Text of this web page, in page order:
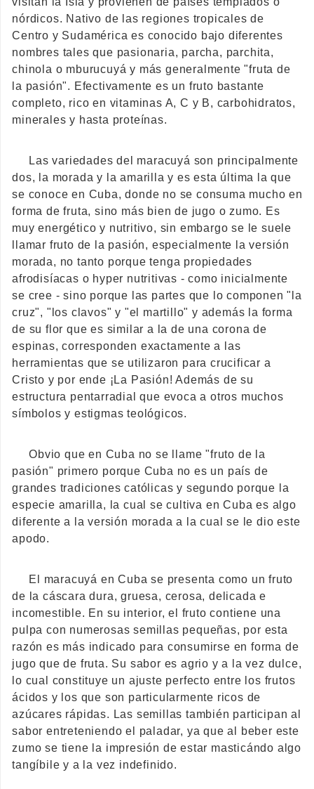
nórdicos. Nativo de las regiones tropicales de
Centro y Sudamérica es conocido bajo diferentes
nombres tales que pasionaria, parcha, parchita,
chinola o mburucuyá y más generalmente "fruta de
la pasión". Efectivamente es un fruto bastante
completo, rico en vitaminas A, C y B, carbohidratos,
minerales y hasta proteínas.
Las variedades del maracuyá son principalmente
dos, la morada y la amarilla y es esta última la que
se conoce en Cuba, donde no se consuma mucho en
forma de fruta, sino más bien de jugo o zumo. Es
muy energético y nutritivo, sin embargo se le suele
llamar fruto de la pasión, especialmente la versión
morada, no tanto porque tenga propiedades
afrodisíacas o hyper nutritivas - como inicialmente
se cree - sino porque las partes que lo componen "la
cruz", "los clavos" y "el martillo" y además la forma
de su flor que es similar a la de una corona de
espinas, corresponden exactamente a las
herramientas que se utilizaron para crucificar a
Cristo y por ende ¡La Pasión! Además de su
estructura pentarradial que evoca a otros muchos
símbolos y estigmas teológicos.
Obvio que en Cuba no se llame "fruto de la
pasión" primero porque Cuba no es un país de
grandes tradiciones católicas y segundo porque la
especie amarilla, la cual se cultiva en Cuba es algo
diferente a la versión morada a la cual se le dio este
apodo.
El maracuyá en Cuba se presenta como un fruto
de la cáscara dura, gruesa, cerosa, delicada e
incomestible. En su interior, el fruto contiene una
pulpa con numerosas semillas pequeñas, por esta
razón es más indicado para consumirse en forma de
jugo que de fruta. Su sabor es agrio y a la vez dulce,
lo cual constituye un ajuste perfecto entre los frutos
ácidos y los que son particularmente ricos de
azúcares rápidas. Las semillas también participan al
sabor entreteniendo el paladar, ya que al beber este
zumo se tiene la impresión de estar masticándo algo
tangíbile y a la vez indefinido.